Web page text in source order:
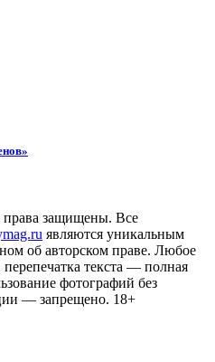
права защищены. Все
являются уникальным
об авторском праве. Любое
текста — полная
фотографий без
— запрещено. 18+